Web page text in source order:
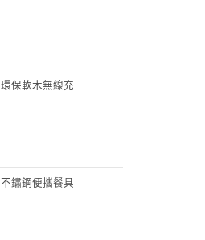
環保軟木無線充
不鏽鋼便攜餐具